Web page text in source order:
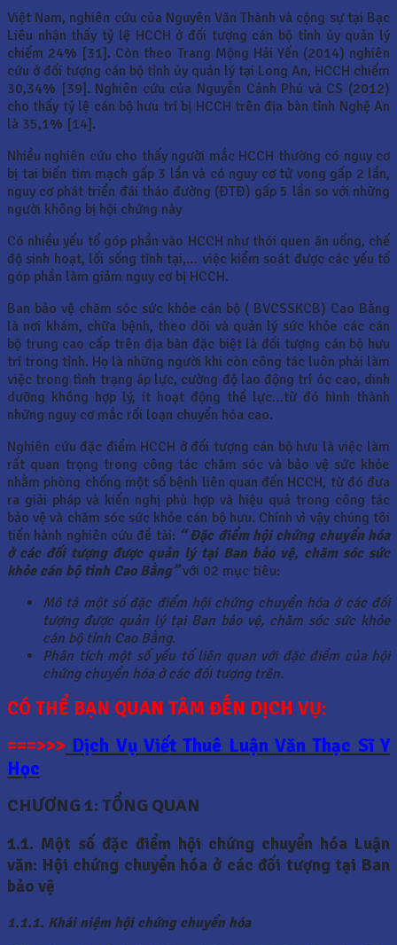
Việt Nam, nghiên cứu của Nguyên Văn Thành và cộng sự tại Bạc
Liêu nhận thấy tỷ lệ HCCH ở đối tượng cán bộ tỉnh ủy quản lý
chiếm 24% [31]. Còn theo Trang Mộng Hải Yến (2014) nghiên
cứu ở đối tượng cán bộ tỉnh ủy quản lý tại Long An, HCCH chiếm
30,34% [39]. Nghiên cứu của Nguyễn Cảnh Phú và CS (2012)
cho thấy tỷ lệ cán bộ hưu trí bị HCCH trên địa bàn tỉnh Nghệ An
là 35,1% [14].
Nhiều nghiên cứu cho thấy người mắc HCCH thường có nguy cơ
bị tai biến tim mạch gấp 3 lần và có nguy cơ tử vong gấp 2 lần,
nguy cơ phát triển đái tháo đường (ĐTĐ) gấp 5 lần so với những
người không bị hội chứng này
Có nhiều yếu tố góp phần vào HCCH như thói quen ăn uống, chế
độ sinh hoạt, lối sống tĩnh tại,… việc kiểm soát được các yếu tố
góp phần làm giảm nguy cơ bị HCCH.
Ban bảo vệ chăm sóc sức khỏe cán bộ ( BVCSSKCB) Cao Bằng
là nơi khám, chữa bệnh, theo dõi và quản lý sức khỏe các cán
bộ trung cao cấp trên địa bàn đặc biệt là đối tượng cán bộ hưu
trí trong tỉnh. Họ là những người khi còn công tác luôn phải làm
việc trong tình trạng áp lực, cường độ lao động trí óc cao, dinh
dưỡng không hợp lý, ít hoạt động thể lực…từ đó hình thành
những nguy cơ mắc rối loạn chuyển hóa cao.
Nghiên cứu đặc điểm HCCH ở đối tượng cán bộ hưu là việc làm
rất quan trọng trong công tác chăm sóc và bảo vệ sức khỏe
nhằm phòng chống một số bệnh liên quan đến HCCH, từ đó đưa
ra giải pháp và kiến nghị phù hợp và hiệu quả trong công tác
bảo vệ và chăm sóc sức khỏe cán bộ hưu. Chính vì vậy chúng tôi
tiến hành nghiên cứu đề tài: “ Đặc điểm hội chứng chuyển hóa
ở các đối tượng được quản lý tại Ban bảo vệ, chăm sóc sức
khỏe cán bộ tỉnh Cao Bằng”với 02 mục tiêu:
Mô tả một số đặc điểm hội chứng chuyển hóa ở các đối
tượng được quản lý tại Ban bảo vệ, chăm sóc sức khỏe
cán bộ tỉnh Cao Bằng.
Phân tích một số yếu tố liên quan với đặc điểm của hội
chứng chuyển hóa ở các đối tượng trên.
CÓ THỂ BẠN QUAN TÂM ĐẾN DỊCH VỤ:
===>>> Dịch Vụ Viết Thuê Luận Văn Thạc Sĩ Y
Học
CHƯƠNG 1: TỔNG QUAN
1.1. Một số đặc điểm hội chứng chuyển hóa Luận
văn: Hội chứng chuyển hóa ở các đối tượng tại Ban
bảo vệ
1.1.1. Khái niệm hội chứng chuyển hóa